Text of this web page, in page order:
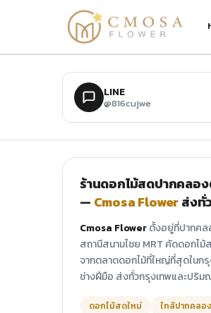
ข้ามไปยังเนื้อหาหลัก
LINE
@816cujwe
ร้านดอกไม้สดปากคลอ
— Cmosa Flowerส่งทั่
Cmosa Flowerตั้งอยู่ที่ปากคล
สถานีสนามไชย MRT คัดดอกไม้
จากตลาดดอกไม้ที่ใหญ่ที่สุดในก
ช่างฝีมือ ส่งทั่วกรุงเทพและปริม
ดอกไม้สดใหม่
ใกล้ปากคลอ